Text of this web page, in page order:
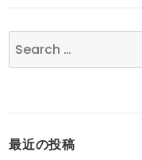
Search
for:
最近の投稿